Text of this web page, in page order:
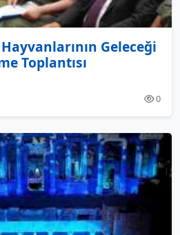
Geleceği
Toplantısı
0